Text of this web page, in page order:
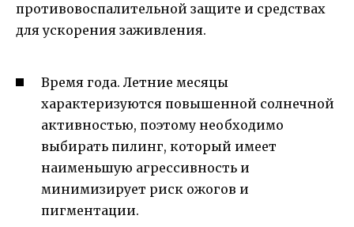
противовоспалительной защите и средствах
для ускорения заживления.
Время года. Летние месяцы
характеризуются повышенной солнечной
активностью, поэтому необходимо
выбирать пилинг, который имеет
наименьшую агрессивность и
минимизирует риск ожогов и
пигментации.